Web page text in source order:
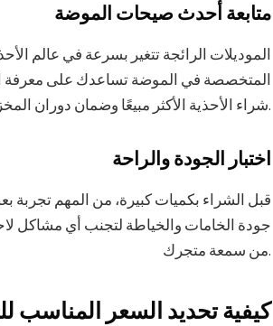
متابعة أحدث صيحات الموضة
الموديلات الرائجة تتغير بسرعة في عالم
المتخصصة في الموضة تساعدك على معرفة
شراء الأحذية الأكثر مبيعًا وضمان دوران المخزون بسرعة.
اختبار الجودة والراحة
قبل الشراء بكميات كبيرة، من المهم تجربة
جودة الخامات والخياطة لتجنب أي مشاكل
من سمعة متجرك.
كيفية تحديد السعر المناسب